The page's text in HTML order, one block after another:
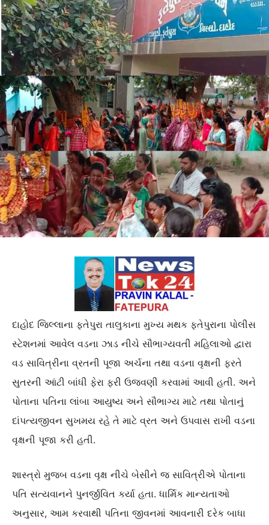
દાહોદ જિલ્લાના ફતેપુરા તાલુકાના મુખ્ય મથક ફતેપુરાના પોલીસ
સ્ટેશનમાં આવેલ વડના ઝાડ નીચે સૌભાગ્યવતી મહિલાઓ દ્વારા
વડ સાવિત્રીના વ્રતની પૂજા અર્ચના તથા વડના વૃક્ષની ફરતે
સુતરની આંટી બાંધી ફેરા ફરી ઉજવણી કરવામાં આવી હતી. અને
પોતાના પતિના લાંબા આયુષ્ય અને સૌભાગ્ય માટે તથા પોતાનું
દાંપત્યજીવન સુખમય રહે તે માટે વ્રત અને ઉપવાસ રાખી વડના
વૃક્ષની પૂજા કરી હતી.
શાસ્ત્રો મુજબ વડના વૃક્ષ નીચે બેસીને જ સાવિત્રીએ પોતાના
પતિ સત્યવાનને પુનર્જીવિત કર્યા હતા. ધાર્મિક માન્યતાઓ
અનુસાર, આમ કરવાથી પતિના જીવનમાં આવનારી દરેક બાધા